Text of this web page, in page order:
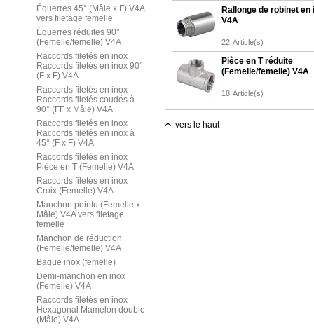
Équerres 45° (Mâle x F) V4A
vers filetage femelle
Équerres réduites 90°
(Femelle/femelle) V4A
Raccords filetés en inox
Raccords filetés en inox 90°
(F x F) V4A
Raccords filetés en inox
Raccords filetés coudés à
90° (FF x Mâle) V4A
Raccords filetés en inox
Raccords filetés en inox à
45° (F x F) V4A
Raccords filetés en inox
Pièce en T (Femelle) V4A
Raccords filetés en inox
Croix (Femelle) V4A
Manchon pointu (Femelle x
Mâle) V4A vers filetage
femelle
Manchon de réduction
(Femelle/femelle) V4A
Bague inox (femelle)
Demi-manchon en inox
(Femelle) V4A
Raccords filetés en inox
Hexagonal Mamelon double
(Mâle) V4A
Rallonge de robinet en
V4A
22 Article(s)
Pièce en T réduite
(Femelle/femelle) V4A
18 Article(s)
vers le haut